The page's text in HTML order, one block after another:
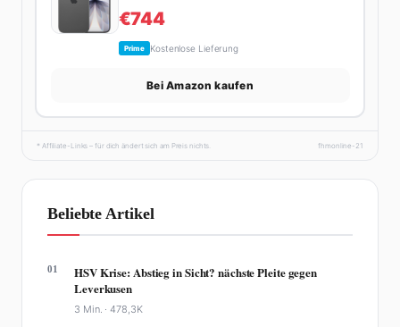
€744
Prime Kostenlose Lieferung
Bei Amazon kaufen
* Affiliate-Links – für dich ändert sich am Preis nichts. fhmonline-21
Beliebte Artikel
01
HSV Krise: Abstieg in Sicht? nächste Pleite gegen
Leverkusen
3 Min. ·478,3K